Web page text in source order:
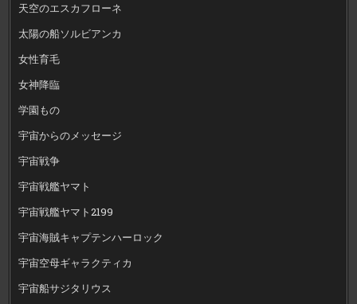
天空のエスカフローネ
太陽の船ソルビアンカ
女性育毛
女神降臨
学園もの
宇宙からのメッセージ
宇宙戦争
宇宙戦艦ヤマト
宇宙戦艦ヤマト2199
宇宙海賊キャプテンハーロック
宇宙空母ギャラクティカ
宇宙船サジタリウス